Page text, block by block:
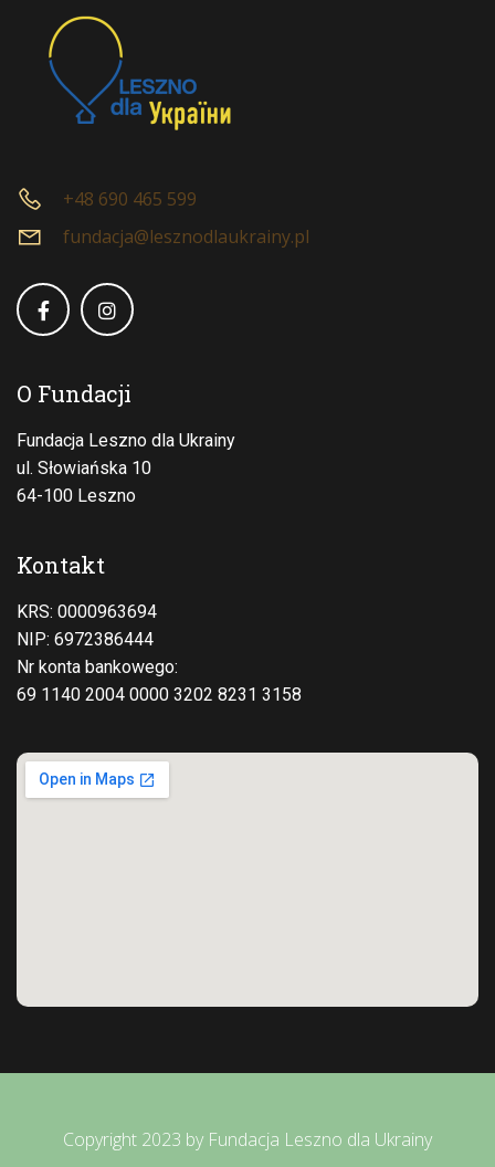
+48 690 465 599
fundacja@lesznodlaukrainy.pl
O Fundacji
Fundacja Leszno dla Ukrainy
ul. Słowiańska 10
64-100 Leszno
Kontakt
KRS: 0000963694
NIP: 6972386444
Nr konta bankowego:
69 1140 2004 0000 3202 8231 3158
Copyright 2023 by Fundacja Leszno dla Ukrainy